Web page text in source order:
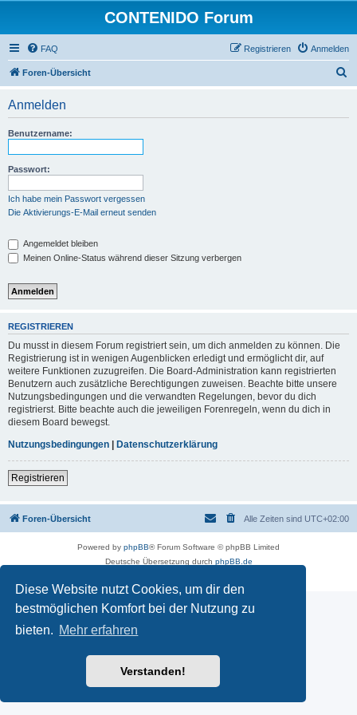
Diese Website nutzt Cookies, um dir den
bestmöglichen Komfort bei der Nutzung zu
bieten. Mehr erfahren
Verstanden!
CONTENIDO Forum
FAQ Anmelden
Registrieren
Foren-Übersicht
Anmelden
Benutzername:
Passwort:
Ich habe mein Passwort vergessen
Die Aktivierungs-E-Mail erneut senden
Angemeldet bleiben
Meinen Online-Status während dieser Sitzung verbergen
REGISTRIEREN
Du musst in diesem Forum registriert sein, um dich anmelden zu können. Die
Registrierung ist in wenigen Augenblicken erledigt und ermöglicht dir, auf
weitere Funktionen zuzugreifen. Die Board-Administration kann registrierten
Benutzern auch zusätzliche Berechtigungen zuweisen. Beachte bitte unsere
Nutzungsbedingungen und die verwandten Regelungen, bevor du dich
registrierst. Bitte beachte auch die jeweiligen Forenregeln, wenn du dich in
diesem Board bewegst.
Nutzungsbedingungen | Datenschutzerklärung
Registrieren
Foren-Übersicht Alle Zeiten sind UTC+02:00
Powered by phpBB® Forum Software © phpBB Limited
Deutsche Übersetzung durch phpBB.de